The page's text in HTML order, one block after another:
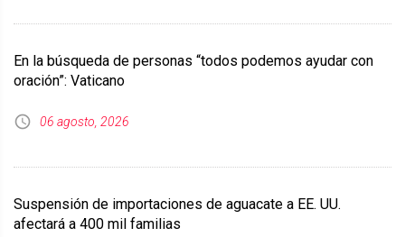
En la búsqueda de personas “todos podemos ayudar con
oración”: Vaticano
06 agosto, 2026
Suspensión de importaciones de aguacate a EE. UU.
afectará a 400 mil familias